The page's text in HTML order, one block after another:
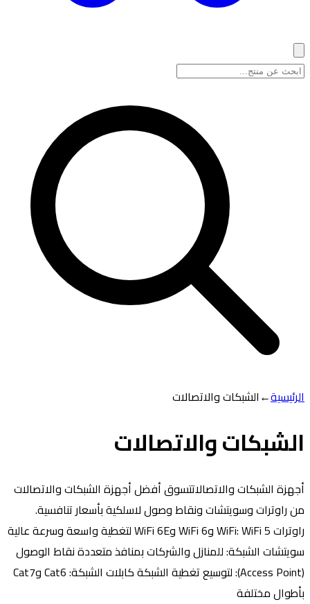
الرئيسية←الشبكات والاتصالات
الشبكات والاتصالات
أجهزة الشبكات والاتصالاتتسوق أفضل أجهزة الشبكات والاتصالات
من راوترات وسويتشات ونقاط وصول لاسلكية بأسعار تنافسية.
راوترات WiFi: WiFi 5 وWiFi 6 وWiFi 6E لتغطية واسعة وسرعة عالية
سويتشات الشبكة: للمنازل والشركات بمنافذ متعددة نقاط الوصول
(Access Point): لتوسيع تغطية الشبكة كابلات الشبكة: Cat6 وCat7
بأطوال مختلفة